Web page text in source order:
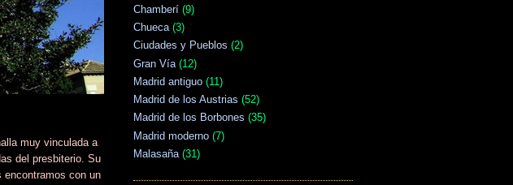
muy vinculada a
del presbiterio. Su
encontramos con un
Chamberí (9)
Chueca (3)
Ciudades y Pueblos (2)
Gran Vía (12)
Madrid antiguo (11)
Madrid de los Austrias (52)
Madrid de los Borbones (35)
Madrid moderno (7)
Malasaña (31)